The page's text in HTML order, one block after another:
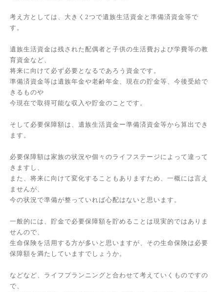
考え方としては、大きく2つで遺族生活資金と準備済資金等で
す。
遺族生活資金は残された配偶者と子供の生活費および学費等の教
育資金など、
将来に向けて必ず必要となるであろう資金です。
準備済資金等は遺族年金や老齢年金、現在の貯金等、今後受給で
きるものや
今現在で取得可能な収入や貯金のことです。
そして必要保障額は、遺族生活資金ー準備済資金等から算出でき
ます。
必要保障額は家族の状況や個々のライフステージによって違って
きますし、
また、将来に向けて変化することもありますため、一概には言え
ませんが、
今の状況で準備が整っていれば心配はないと思います。
一般的には、貯金で必要保障額を貯めることは現実的ではありま
せんので、
生命保険を活用する方が多いと思いますが、その生命保険は必要
保障額を満たしていますでしょうか。
などなど、ライフプランニングと合わせて考えていくものですの
で、